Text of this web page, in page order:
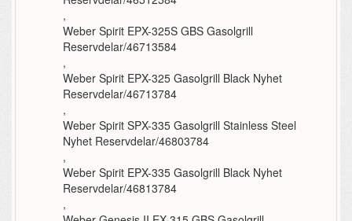
,
Weber Spirit EPX-325S GBS Gasolgrill
Reservdelar/46713584
,
Weber Spirit EPX-325 Gasolgrill Black Nyhet
Reservdelar/46713784
,
Weber Spirit SPX-335 Gasolgrill Stainless Steel
Nyhet Reservdelar/46803784
,
Weber Spirit EPX-335 Gasolgrill Black Nyhet
Reservdelar/46813784
,